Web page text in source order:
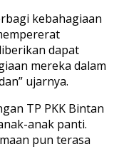
kebahagiaan
dapat
mereka dalam
ujarnya.
TP PKK Bintan
anak panti.
pun terasa